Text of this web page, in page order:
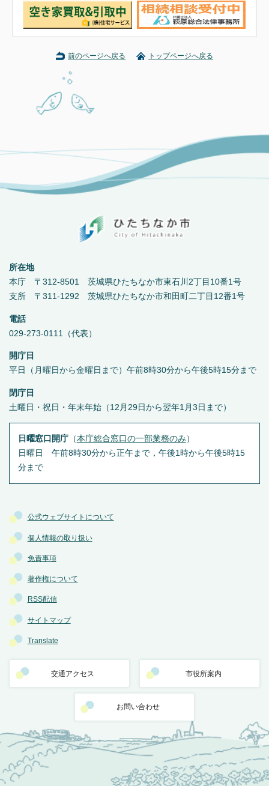
前のページへ戻る トップページへ戻る
公式ウェブサイトについて
個人情報の取り扱い
免責事項
著作権について
RSS配信
サイトマップ
Translate
交通アクセス 市役所案内
お問い合わせ
所在地
本庁 〒312-8501 茨城県ひたちなか市東石川2丁目10番1号
支所 〒311-1292 茨城県ひたちなか市和田町二丁目12番1号
電話
029-273-0111（代表）
開庁日
平日（月曜日から金曜日まで）午前8時30分から午後5時15分まで
閉庁日
土曜日・祝日・年末年始（12月29日から翌年1月3日まで）
日曜窓口開庁（本庁総合窓口の一部業務のみ ）
日曜日 午前8時30分から正午まで，午後1時から午後5時15
分まで